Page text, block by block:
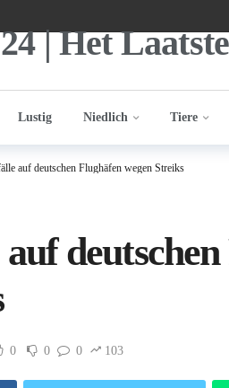
Lustig Niedlich Tiere
auf deutschen Flughäfen wegen Streiks
0 0 0 103